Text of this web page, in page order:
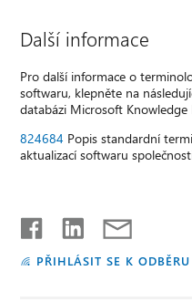
Další informace
Pro další informace o
softwaru, klepněte na
databázi Microsoft Knowledge
824684 Popis standardní
aktualizací softwaru
PŘIHLÁSIT SE K